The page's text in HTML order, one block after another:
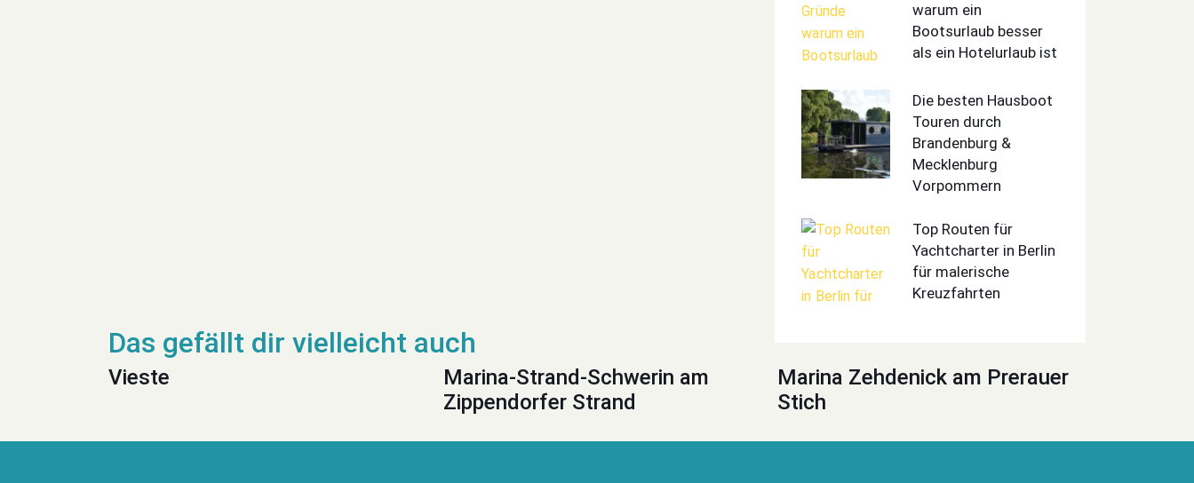
warum ein
Bootsurlaub besser
als ein Hotelurlaub ist
Die besten Hausboot
Touren durch
Brandenburg &
Mecklenburg
Vorpommern
Top Routen für
Yachtcharter in Berlin
für malerische
Kreuzfahrten
Vieste
Marina-Strand-Schwerin am
Zippendorfer Strand
Marina Zehdenick am Prerauer
Stich